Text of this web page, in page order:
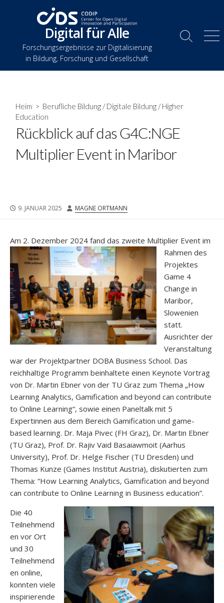
Digital für Alle
Forschungsergebnisse zur Digitalisierung
in Bildung, Forschung und Gesellschaft
Suche
Heim > Berufliche Bildung /Digitale Bildung /Higher
Education
Rückblick auf das G4C:NGE
Multiplier Event in Maribor
VERÖFFENTLICHUNGSDATUM
9. JANUAR 2025 AUTOR
MAGNE ORTMANN
Am 2. Dezember 2024 fand das zweite Multiplier Event im
Rahmen des
Projektes
Game 4
Change in
Maribor,
Slowenien
statt.
Ausrichter der
Veranstaltung
war der Projektpartner DOBA Business School. Das
reichhaltige Programm beinhaltete einen Keynote Vortrag
von Dr. Martin Ebner von der TU Graz zum Thema „How
Learning Analytics, Gamification and beyond can contribute
to Online Learning“, sowie einen Paneltalk mit 5
Expertinnen aus dem Bereich Gamification und game-
based learning. Dr. Maja Pivec (FH Graz), Dr. Martin Ebner
(TU Graz), Prof. Dr. Rajiv Vaid Basaiawmoit (Aarhus
University), Prof. Dr. Helge Fischer (TU Dresden) und
Thomas Kunze (Games Institut Austria), diskutierten zum
Thema: “How Learning Analytics, Gamification and beyond
can contribute to Online Learning in Business education”.
Die 40
Teilnehmend
en vor Ort
und 30
Teilnehmend
en online,
konnten viele
inspirierende